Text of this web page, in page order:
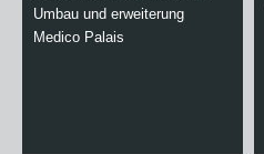
Umbau und erweiterung
Medico Palais